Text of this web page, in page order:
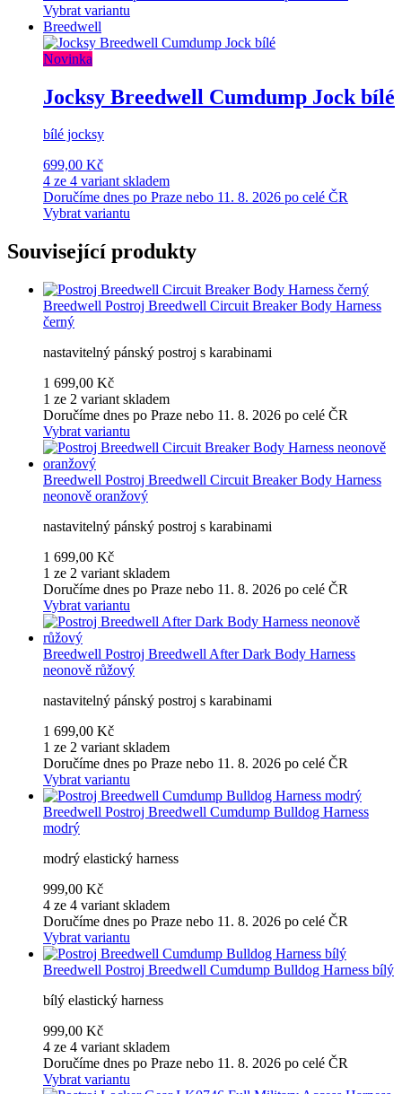
Vybrat variantu
Breedwell
Novinka
Jocksy Breedwell Cumdump Jock bílé
bílé jocksy
699,00 Kč
4 ze 4 variant skladem
Doručíme dnes po Praze nebo 11. 8. 2026 po celé ČR
Vybrat variantu
Související produkty
Breedwell Postroj Breedwell Circuit Breaker Body Harness
černý
nastavitelný pánský postroj s karabinami
1 699,00 Kč
1 ze 2 variant skladem
Doručíme dnes po Praze nebo 11. 8. 2026 po celé ČR
Vybrat variantu
Breedwell Postroj Breedwell Circuit Breaker Body Harness
neonově oranžový
nastavitelný pánský postroj s karabinami
1 699,00 Kč
1 ze 2 variant skladem
Doručíme dnes po Praze nebo 11. 8. 2026 po celé ČR
Vybrat variantu
Breedwell Postroj Breedwell After Dark Body Harness
neonově růžový
nastavitelný pánský postroj s karabinami
1 699,00 Kč
1 ze 2 variant skladem
Doručíme dnes po Praze nebo 11. 8. 2026 po celé ČR
Vybrat variantu
Breedwell Postroj Breedwell Cumdump Bulldog Harness
modrý
modrý elastický harness
999,00 Kč
4 ze 4 variant skladem
Doručíme dnes po Praze nebo 11. 8. 2026 po celé ČR
Vybrat variantu
Breedwell Postroj Breedwell Cumdump Bulldog Harness bílý
bílý elastický harness
999,00 Kč
4 ze 4 variant skladem
Doručíme dnes po Praze nebo 11. 8. 2026 po celé ČR
Vybrat variantu